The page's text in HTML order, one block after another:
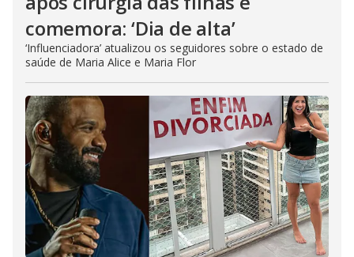
comemora: ‘Dia de alta’
‘Influenciadora’ atualizou os seguidores sobre o estado de
saúde de Maria Alice e Maria Flor